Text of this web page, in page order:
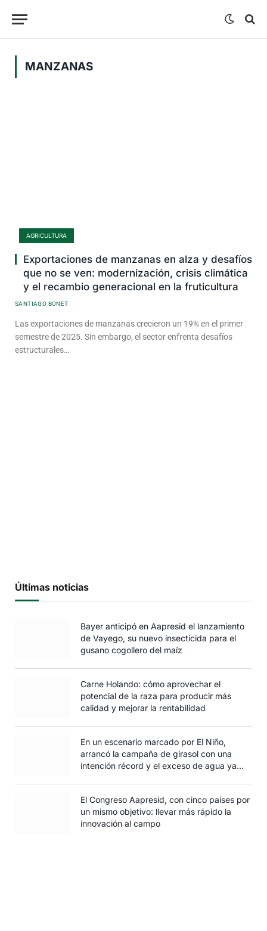
MANZANAS
AGRICULTURA
Exportaciones de manzanas en alza y desafíos
que no se ven: modernización, crisis climática
y el recambio generacional en la fruticultura
SANTIAGO BONET
Las exportaciones de manzanas crecieron un 19% en el primer
semestre de 2025. Sin embargo, el sector enfrenta desafíos
estructurales…
Últimas noticias
Bayer anticipó en Aapresid el lanzamiento
de Vayego, su nuevo insecticida para el
gusano cogollero del maíz
Carne Holando: cómo aprovechar el
potencial de la raza para producir más
calidad y mejorar la rentabilidad
En un escenario marcado por El Niño,
arrancó la campaña de girasol con una
intención récord y el exceso de agua ya
El Congreso Aapresid, con cinco países por
un mismo objetivo: llevar más rápido la
innovación al campo